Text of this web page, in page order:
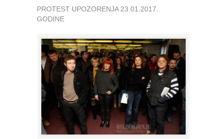
PROTEST UPOZORENJA 23.01.2017.
GODINE